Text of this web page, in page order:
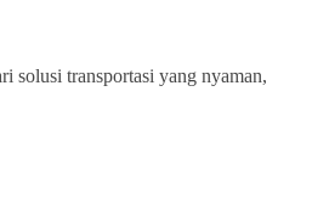
solusi transportasi yang nyaman,